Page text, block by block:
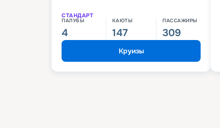
СТАНДАРТ
ПАЛУБЫ
4
КАЮТЫ
147
ПАССАЖИРЫ
309
Круизы